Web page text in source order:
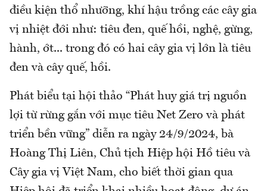
điều kiện thổ nhưỡng, khí hậu trồng các cây gia
vị nhiệt đới như: tiêu đen, quế hồi, nghệ, gừng,
hành, ớt... trong đó có hai cây gia vị lớn là tiêu
đen và cây quế, hồi.
Phát biểu tại hội thảo “Phát huy giá trị nguồn
lợi từ rừng gắn với mục tiêu Net Zero và phát
triển bền vững” diễn ra ngày 24/9/2024, bà
Hoàng Thị Liên, Chủ tịch Hiệp hội Hồ tiêu và
Cây gia vị Việt Nam, cho biết thời gian qua